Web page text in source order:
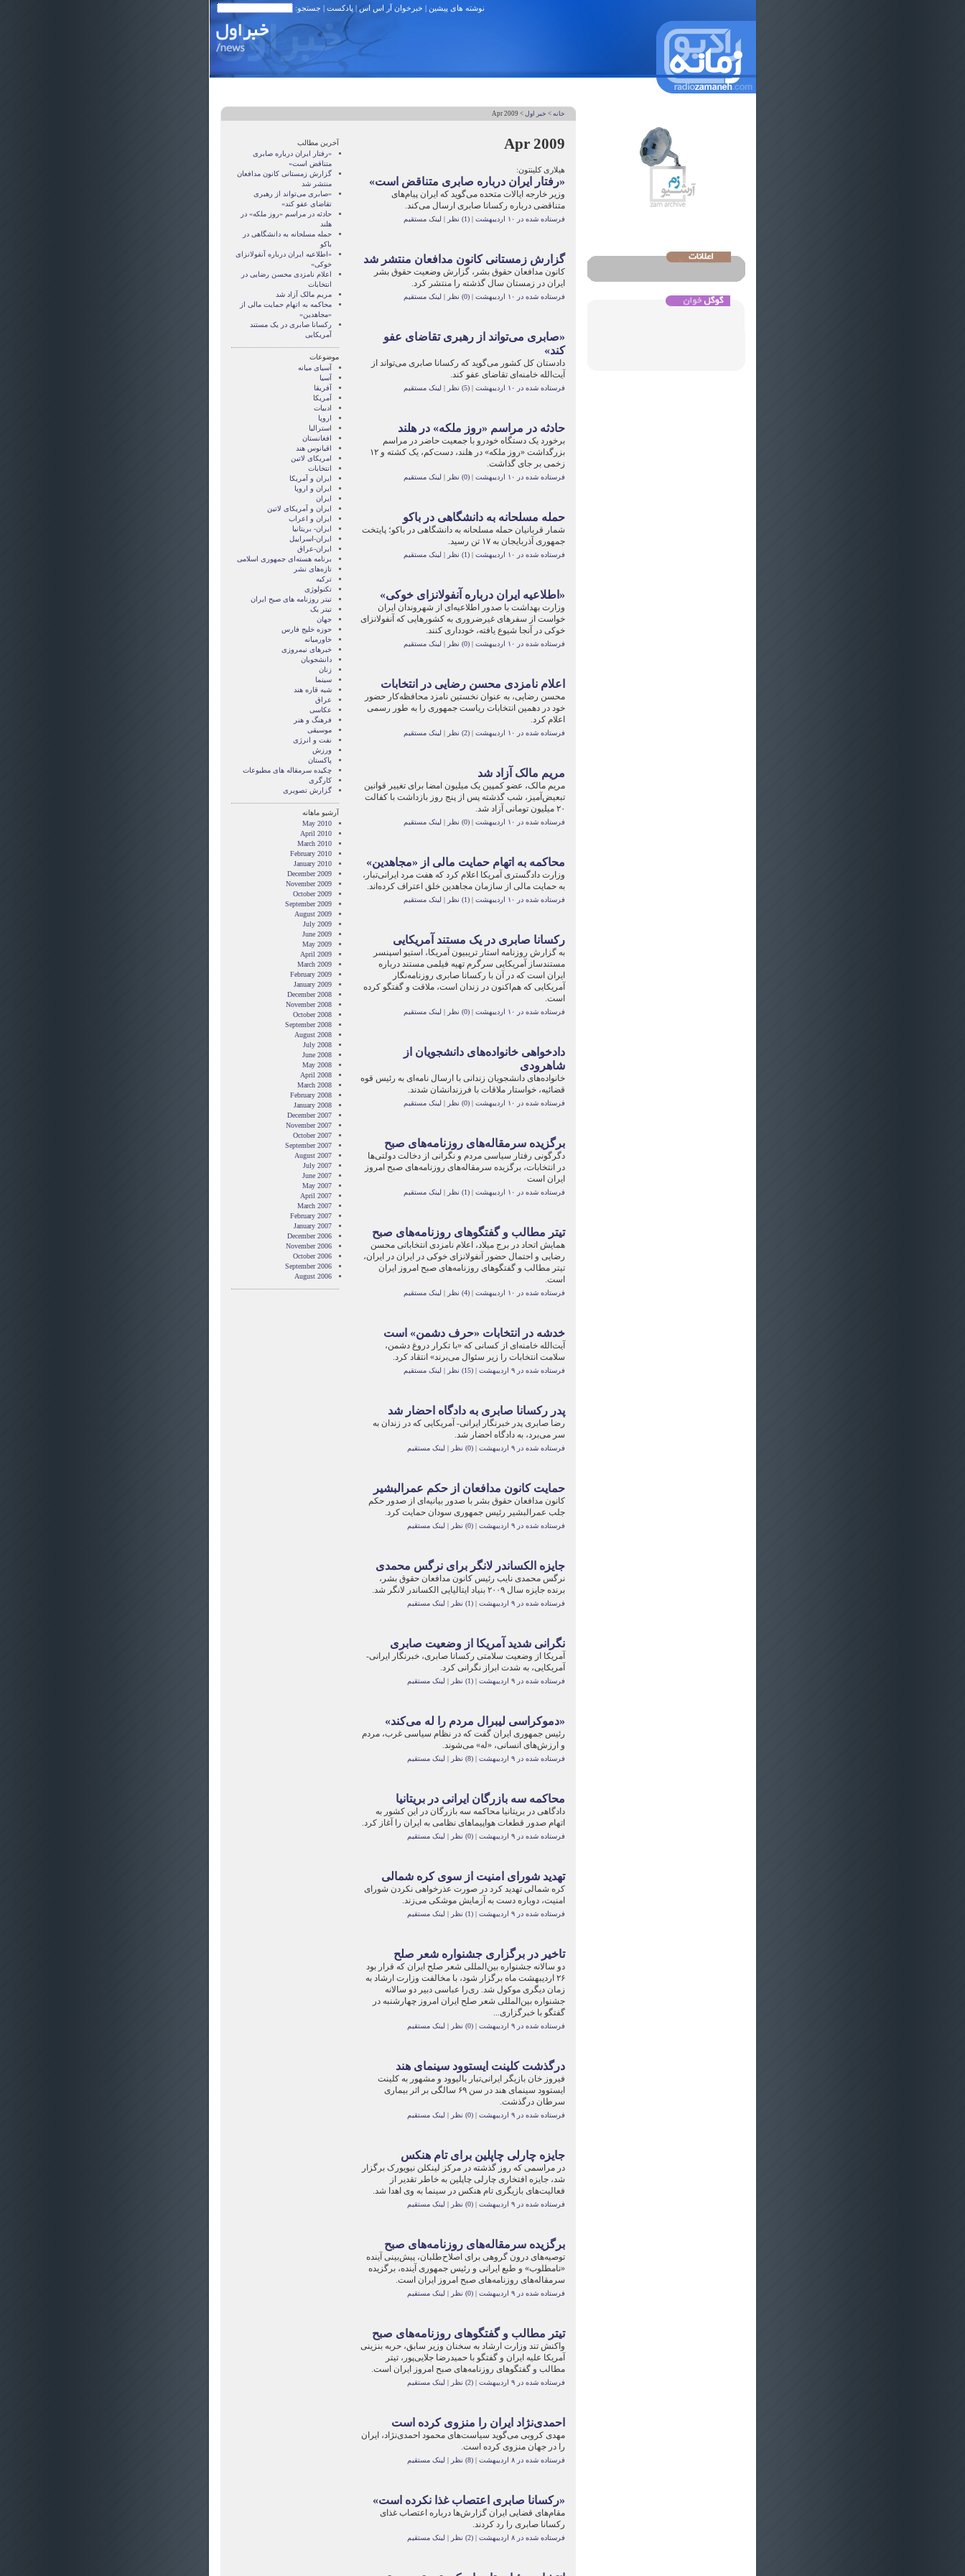
نوشته های پیشین | خبرخوان آر اس اس| پادکست | جستجو:
خانه > خبر اول > Apr 2009
Apr 2009
هیلاری کلینتون:
«رفتار ایران درباره صابری متناقض است»
وزیر خارجه ایالات متحده می‌گوید که ایران پیام‌های
متناقضی درباره رکسانا صابری ارسال می‌کند.
فرستاده شده در ۱۰ اردیبهشت |(1) نظر | لینک مستقیم
گزارش زمستانی کانون مدافعان منتشر شد
کانون مدافعان حقوق بشر، گزارش وضعیت حقوق بشر
ایران در زمستان سال گذشته را منتشر کرد.
فرستاده شده در ۱۰ اردیبهشت |(0) نظر | لینک مستقیم
«صابری می‌تواند از رهبری تقاضای عفو
کند»
دادستان کل کشور می‌گوید که رکسانا صابری می‌تواند از
آیت‌الله خامنه‌ای تقاضای عفو کند.
فرستاده شده در ۱۰ اردیبهشت |(5) نظر | لینک مستقیم
حادثه در مراسم «روز ملکه» در هلند
برخورد یک دستگاه خودرو با جمعیت حاضر در مراسم
بزرگداشت «روز ملکه» در هلند، دست‌کم، یک کشته و ۱۲
زخمی بر جای گذاشت.
فرستاده شده در ۱۰ اردیبهشت |(0) نظر | لینک مستقیم
حمله مسلحانه به دانشگاهی در باکو
شمار قربانیان حمله مسلحانه به دانشگاهی در باکو؛ پایتخت
جمهوری آذربایجان به ۱۷ تن رسید.
فرستاده شده در ۱۰ اردیبهشت |(1) نظر | لینک مستقیم
«اطلاعیه ایران درباره آنفولانزای خوکی»
وزارت بهداشت با صدور اطلاعیه‌ای از شهروندان ایران
خواست از سفرهای غیرضروری به کشورهایی که آنفولانزای
خوکی در آنجا شیوع یافته، خودداری کنند.
فرستاده شده در ۱۰ اردیبهشت |(0) نظر | لینک مستقیم
اعلام نامزدی محسن رضایی در انتخابات
محسن رضایی، به عنوان نخستین نامزد محافظه‌کار حضور
خود در دهمین انتخابات ریاست جمهوری را به طور رسمی
اعلام کرد.
فرستاده شده در ۱۰ اردیبهشت |(2) نظر | لینک مستقیم
مریم مالک آزاد شد
مریم مالک، عضو کمپین یک میلیون امضا برای تغییر قوانین
تبعیض‌آمیز، شب گذشته پس از پنج روز بازداشت با کفالت
۲۰ میلیون تومانی آزاد شد.
فرستاده شده در ۱۰ اردیبهشت |(0) نظر | لینک مستقیم
محاکمه به اتهام حمایت مالی از «مجاهدین»
وزارت دادگستری آمریکا اعلام کرد که هفت مرد ایرانی‌تبار،
به حمایت مالی از سازمان مجاهدین خلق اعتراف کرده‌اند.
فرستاده شده در ۱۰ اردیبهشت |(1) نظر | لینک مستقیم
رکسانا صابری در یک مستند آمریکایی
به گزارش روزنامه استار تریبیون آمریکا، استیو اسپنسر
مستندساز آمریکایی سرگرم تهیه فیلمی مستند درباره
ایران است که در آن با رکسانا صابری روزنامه‌نگار
آمریکایی که هم‌اکنون در زندان است، ملاقت و گفتگو کرده
است.
فرستاده شده در ۱۰ اردیبهشت |(0) نظر | لینک مستقیم
دادخواهی خانواده‌های دانشجویان از
شاهرودی
خانواده‌های دانشجویان زندانی با ارسال نامه‌ای به رئیس قوه
قضائیه، خواستار ملاقات با فرزندانشان شدند.
فرستاده شده در ۱۰ اردیبهشت |(0) نظر | لینک مستقیم
برگزیده سرمقاله‌های روزنامه‌های صبح
دگرگونی رفتار سیاسی مردم و نگرانی از دخالت دولتی‌ها
در انتخابات، برگزیده سرمقاله‌های روزنامه‌های صبح امروز
ایران است
فرستاده شده در ۱۰ اردیبهشت |(1) نظر | لینک مستقیم
تیتر مطالب و گفتگوهای روزنامه‌های صبح
همایش اتحاد در برج میلاد، اعلام نامزدی انتخاباتی محسن
رضایی و احتمال حضور آنفولانزای خوکی در ایران در ايران،
تیتر مطالب و گفتگوهای روزنامه‌های صبح امروز ایران
است.
فرستاده شده در ۱۰ اردیبهشت |(4) نظر | لینک مستقیم
خدشه در انتخابات «حرف دشمن» است
آیت‌الله خامنه‌ای از کسانی که «با تکرار دروغ دشمن،
سلامت انتخابات را زیر سئوال می‌برند» انتقاد کرد.
فرستاده شده در ۹ اردیبهشت |(15) نظر | لینک مستقیم
پدر رکسانا صابری به دادگاه احضار شد
رضا صابری پدر خبرنگار ایرانی- آمریکایی که در زندان به
سر می‌برد، به دادگاه احضار شد.
فرستاده شده در ۹ اردیبهشت |(0) نظر | لینک مستقیم
حمایت کانون مدافعان از حکم عمر‌البشیر
کانون مدافعان حقوق بشر با صدور بیانیه‌ای از صدور حکم
جلب عمرالبشیر رئیس جمهوری سودان حمایت کرد.
فرستاده شده در ۹ اردیبهشت |(0) نظر | لینک مستقیم
جایزه الکساندر لانگر برای نرگس محمدی
نرگس محمدی نایب رئیس کانون مدافعان حقوق بشر،
برنده جایزه سال ۲۰۰۹ بنیاد ایتالیایی الکساندر لانگر شد.
فرستاده شده در ۹ اردیبهشت |(1) نظر | لینک مستقیم
نگرانی شدید آمریکا از وضعیت صابری
آمریکا از وضعیت سلامتی رکسانا صابری، خبرنگار ایرانی-
آمریکایی، به شدت ابراز نگرانی کرد.
فرستاده شده در ۹ اردیبهشت |(1) نظر | لینک مستقیم
«دموکراسی لیبرال مردم را له می‌کند»
رئیس جمهوری ایران گفت که در نظام‌ سیاسی غرب، مردم
و ارزش‌های انسانی، «له» می‌شوند.
فرستاده شده در ۹ اردیبهشت |(8) نظر | لینک مستقیم
محاکمه سه بازرگان ایرانی در بریتانیا
دادگاهی در بریتانیا محاکمه سه بازرگان در این کشور به
اتهام صدور قطعات هواپیما‌های نظامی به ایران را آغاز کرد.
فرستاده شده در ۹ اردیبهشت |(0) نظر | لینک مستقیم
تهدید شورای امنیت از سوی کره شمالی
کره شمالی تهدید کرد در صورت عذرخواهی نکردن شورای
امنیت، دوباره دست به آزمایش موشکی می‌زند.
فرستاده شده در ۹ اردیبهشت |(1) نظر | لینک مستقیم
تاخیر در برگزاری جشنواره شعر صلح
دو سالانه جشنواره بین‌المللی شعر صلح ایران که قرار بود
۲۶ اردیبهشت ماه برگزار شود، با مخالفت وزارت ارشاد به
زمان دیگری موکول شد. ری‌را عباسی دبیر دو سالانه
جشنواره بین‌المللی شعر صلح ایران امروز چهارشنبه در
گفتگو با خبرگزاری...
فرستاده شده در ۹ اردیبهشت |(0) نظر | لینک مستقیم
درگذشت کلینت ایستوود سینمای هند
فیروز خان بازیگر ایرانی‌تبار بالیوود و مشهور به کلینت
ایستوود سینمای هند در سن ۶۹ سالگی بر اثر بیماری
سرطان درگذشت.
فرستاده شده در ۹ اردیبهشت |(0) نظر | لینک مستقیم
جایزه چارلی چاپلین برای تام هنکس
در مراسمی که روز گذشته در مرکز لینکلن نیویورک برگزار
شد، جایزه افتخاری چارلی چاپلین به خاطر تقدیر از
فعالیت‌های بازیگری‌ تام هنکس در سینما به وی اهدا شد.
فرستاده شده در ۹ اردیبهشت |(0) نظر | لینک مستقیم
برگزیده سرمقاله‌های روزنامه‌های صبح
توصیه‌های درون گروهی برای اصلاح‌طلبان، پیش‌بینی آینده
«نامطلوب» و طبع ایرانی و رئیس جمهوری آینده، برگزیده
سرمقاله‌های روزنامه‌های صبح امروز ایران است.
فرستاده شده در ۹ اردیبهشت |(0) نظر | لینک مستقیم
تیتر مطالب و گفتگوهای روزنامه‌های صبح
واکنش تند وزارت ارشاد به سخنان وزیر سابق، حربه بنزینی
آمریکا علیه ایران و گفتگو با حمیدرضا جلایی‌پور، تیتر
مطالب و گفتگوهای روزنامه‌های صبح امروز ایران است.
فرستاده شده در ۹ اردیبهشت |(2) نظر | لینک مستقیم
احمدی‌نژاد ایران را منزوی کرده است
مهدی کروبی می‌گوید سیاست‌های محمود احمدی‌نژاد، ایران
را در جهان منزوی کرده است.
فرستاده شده در ۸ اردیبهشت |(8) نظر | لینک مستقیم
«رکسانا صابری اعتصاب غذا نکرده است»
مقام‌های قضایی ایران گزارش‌ها درباره اعتصاب غذای
رکسانا صابری را رد کردند.
فرستاده شده در ۸ اردیبهشت |(2) نظر | لینک مستقیم
آخرین مطالب
«رفتار ایران درباره صابری
متناقض است»
گزارش زمستانی کانون مدافعان
منتشر شد
«صابری می‌تواند از رهبری
تقاضای عفو کند»
حادثه در مراسم «روز ملکه» در
هلند
حمله مسلحانه به دانشگاهی در
باکو
«اطلاعیه ایران درباره آنفولانزای
خوکی»
اعلام نامزدی محسن رضایی در
انتخابات
مریم مالک آزاد شد
محاکمه به اتهام حمایت مالی از
«مجاهدین»
رکسانا صابری در یک مستند
آمریکایی
موضوعات
آسيای ميانه
آسیا
آفریقا
آمریکا
ادبیات
اروپا
استرالیا
افغانستان
اقیانوس هند
امریکای لاتین
انتخابات
ايران و آمريکا
ايران و اروپا
ایران
ایران و آمریکای لاتین
ایران و اعراب
ایران- بریتانیا
ایران-اسراییل
ایران-عراق
برنامه هسته‌ای جمهوری اسلامی
تازه‌های نشر
ترکیه
تکنولوژی
تیتر روزنامه های صبح ایران
تیتر یک
جهان
حوزه خلیج فارس
خاورمیانه
خبرهای نیمروزی
دانشجویان
زنان
سینما
شبه قاره هند
عراق
عکاسی
فرهنگ و هنر
موسیقی
نفت و انرژی
ورزش
پاکستان
چکیده سرمقاله های مطبوعات
کارگری
گزارش تصويری
آرشیو ماهانه
May 2010
April 2010
March 2010
February 2010
January 2010
December 2009
November 2009
October 2009
September 2009
August 2009
July 2009
June 2009
May 2009
April 2009
March 2009
February 2009
January 2009
December 2008
November 2008
October 2008
September 2008
August 2008
July 2008
June 2008
May 2008
April 2008
March 2008
February 2008
January 2008
December 2007
November 2007
October 2007
September 2007
August 2007
July 2007
June 2007
May 2007
April 2007
March 2007
February 2007
January 2007
December 2006
November 2006
October 2006
September 2006
August 2006